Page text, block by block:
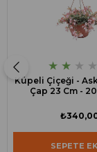
★ ★ ★ ★
Küpeli Çiçeği -
Çap 23 Cm -
SEPETE